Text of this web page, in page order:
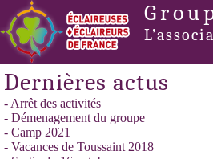
Dernières actus
- Arrêt des activités
- Démenagement du groupe
- Camp 2021
- Vacances de Toussaint 2018